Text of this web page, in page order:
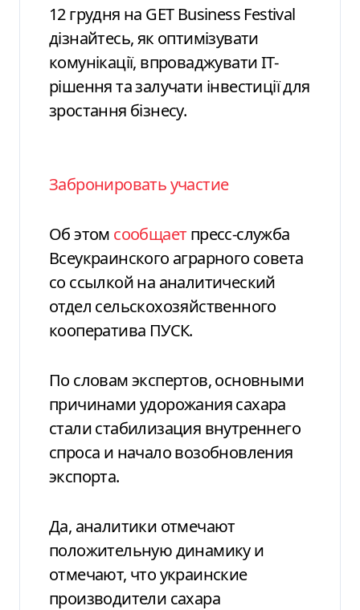
12 грудня на GET Business Festival
дізнайтесь, як оптимізувати
комунікації, впроваджувати ІТ-
рішення та залучати інвестиції для
зростання бізнесу.
Забронировать участие
Об этом сообщает пресс-служба
Всеукраинского аграрного совета
со ссылкой на аналитический
отдел сельскохозяйственного
кооператива ПУСК.
По словам экспертов, основными
причинами удорожания сахара
стали стабилизация внутреннего
спроса и начало возобновления
экспорта.
Да, аналитики отмечают
положительную динамику и
отмечают, что украинские
производители сахара